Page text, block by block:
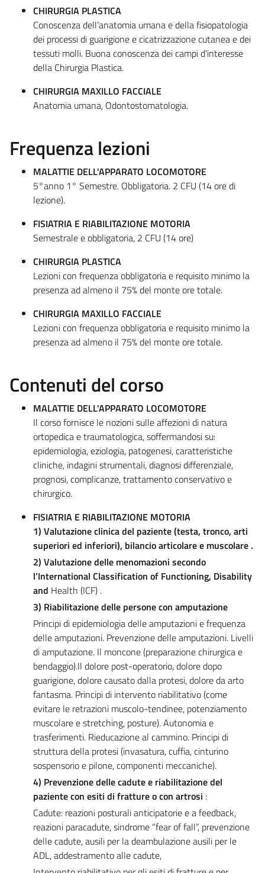
CHIRURGIA PLASTICA
Conoscenza dell’anatomia umana e della fisiopatologia
dei processi di guarigione e cicatrizzazione cutanea e dei
tessuti molli. Buona conoscenza dei campi d’interesse
della Chirurgia Plastica.
CHIRURGIA MAXILLO FACCIALE
Anatomia umana, Odontostomatologia.
Frequenza lezioni
MALATTIE DELL'APPARATO LOCOMOTORE
5°anno 1° Semestre. Obbligatoria. 2 CFU (14 ore di
lezione).
FISIATRIA E RIABILITAZIONE MOTORIA
Semestrale e obbligatoria, 2 CFU (14 ore)
CHIRURGIA PLASTICA
Lezioni con frequenza obbligatoria e requisito minimo la
presenza ad almeno il 75% del monte ore totale.
CHIRURGIA MAXILLO FACCIALE
Lezioni con frequenza obbligatoria e requisito minimo la
presenza ad almeno il 75% del monte ore totale.
Contenuti del corso
MALATTIE DELL'APPARATO LOCOMOTORE
Il corso fornisce le nozioni sulle affezioni di natura
ortopedica e traumatologica, soffermandosi su:
epidemiologia, eziologia, patogenesi, caratteristiche
cliniche, indagini strumentali, diagnosi differenziale,
prognosi, complicanze, trattamento conservativo e
chirurgico.
FISIATRIA E RIABILITAZIONE MOTORIA
1) Valutazione clinica del paziente (testa, tronco, arti
superiori ed inferiori), bilancio articolare e muscolare .
2) Valutazione delle menomazioni secondo
l’International Classification of Functioning, Disability
and Health (ICF) .
3) Riabilitazione delle persone con amputazione
Principi di epidemiologia delle amputazioni e frequenza
delle amputazioni. Prevenzione delle amputazioni. Livelli
di amputazione. Il moncone (preparazione chirurgica e
bendaggio).Il dolore post-operatorio, dolore dopo
guarigione, dolore causato dalla protesi, dolore da arto
fantasma. Principi di intervento riabilitativo (come
evitare le retrazioni muscolo-tendinee, potenziamento
muscolare e stretching, posture). Autonomia e
trasferimenti. Rieducazione al cammino. Principi di
struttura della protesi (invasatura, cuffia, cinturino
sospensorio e pilone, componenti meccaniche).
4) Prevenzione delle cadute e riabilitazione del
paziente con esiti di fratture o con artrosi :
Cadute: reazioni posturali anticipatorie e a feedback,
reazioni paracadute, sindrome “fear of fall”, prevenzione
delle cadute, ausili per la deambulazione ausili per le
ADL, addestramento alle cadute,